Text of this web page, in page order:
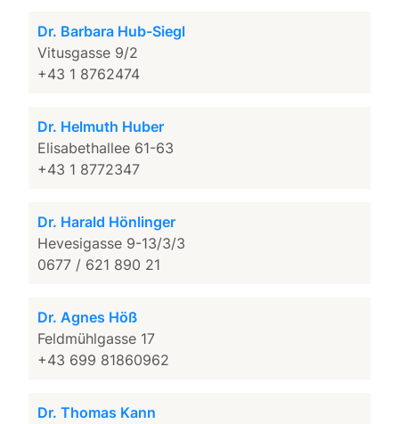
Dr. Barbara Hub-Siegl
Vitusgasse 9/2
+43 1 8762474
Dr. Helmuth Huber
Elisabethallee 61-63
+43 1 8772347
Dr. Harald Hönlinger
Hevesigasse 9-13/3/3
0677 / 621 890 21
Dr. Agnes Höß
Feldmühlgasse 17
+43 699 81860962
Dr. Thomas Kann